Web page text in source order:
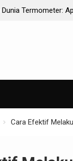
10 Makanan Harus
Cara Efektif